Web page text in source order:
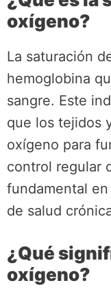
oxígeno?
La saturación
hemoglobina
sangre. Este
que los tejidos
oxígeno para
control regular
fundamental
de salud
¿Qué
oxígeno?